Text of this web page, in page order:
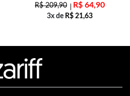
R$209,90 R$ 64,90
3x de R$ 21,63